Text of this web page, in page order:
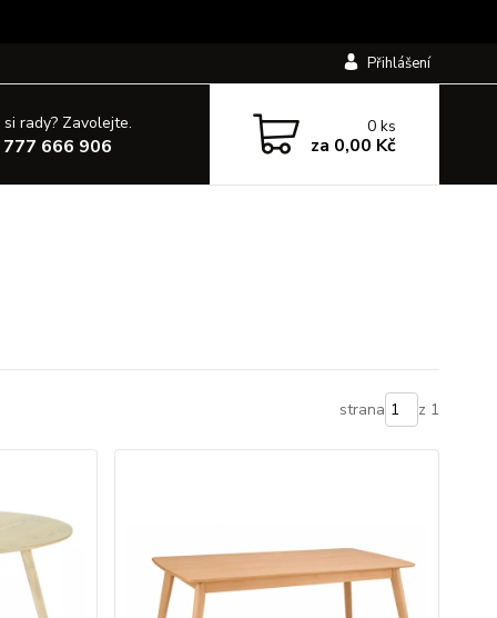
Přihlášení
rady? Zavolejte.
666 906
0ks
za 0,00 Kč
strana z 1